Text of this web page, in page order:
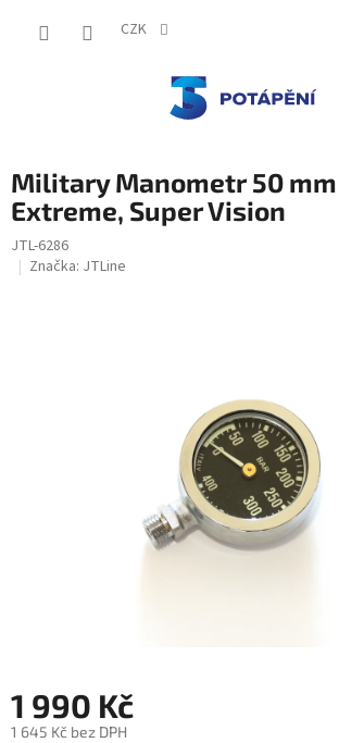
CZK
Military Manometr 50 mm
Extreme, Super Vision
JTL-6286
Značka: JTLine
1 990 Kč
1 645 Kč bez DPH